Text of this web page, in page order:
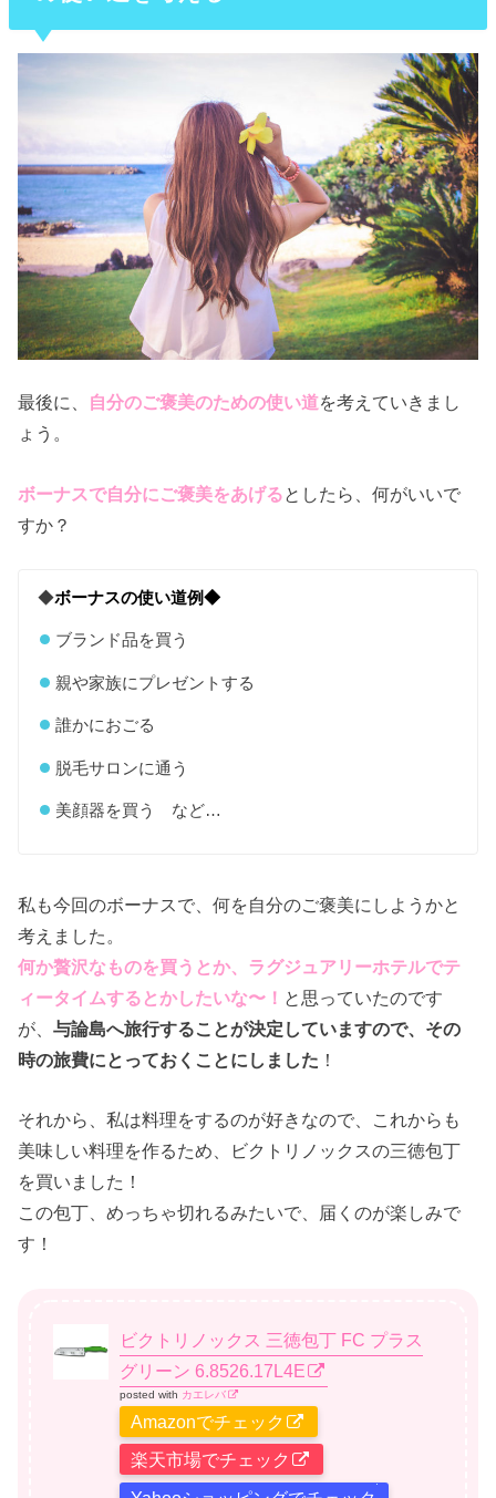
最後に、 自分のご褒美のための使い道を考えていきまし
ょう。
ボーナスで自分にご褒美をあげるとしたら、何がいいで
すか？
◆ボーナスの使い道例◆
ブランド品を買う
親や家族にプレゼントする
誰かにおごる
脱毛サロンに通う
美顔器を買う など…
私も今回のボーナスで、何を自分のご褒美にしようかと
考えました。
何か贅沢なものを買うとか、ラグジュアリーホテルでテ
ィータイムするとかしたいな〜！ と思っていたのです
が、与論島へ旅行することが決定していますので、その
時の旅費にとっておくことにしました ！
それから、私は料理をするのが好きなので、これからも
美味しい料理を作るため、ビクトリノックスの三徳包丁
を買いました！
この包丁、めっちゃ切れるみたいで、届くのが楽しみで
す！
ビクトリノックス 三徳包丁 FC プラス
グリーン 6.8526.17L4E
posted with カエレバ
Amazonでチェック
楽天市場でチェック